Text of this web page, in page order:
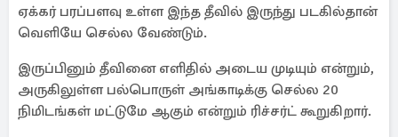
ஏக்கர் பரப்பளவு உள்ள இந்த தீவில் இருந்து படகில்தான்
வெளியே செல்ல வேண்டும்.
இருப்பினும் தீவினை எளிதில் அடைய முடியும் என்றும்,
அருகிலுள்ள பல்பொருள் அங்காடிக்கு செல்ல 20
நிமிடங்கள் மட்டுமே ஆகும் என்றும் ரிச்சர்ட் கூறுகிறார்.